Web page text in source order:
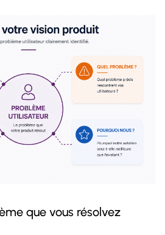
que vous résolvez